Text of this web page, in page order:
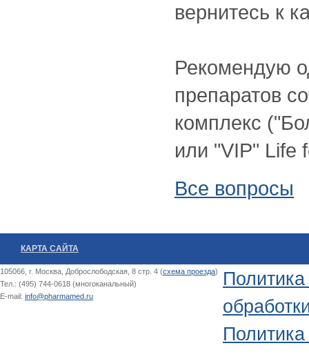
вернитесь к
Рекомендую
препаратов
комплекс
или "VIP" Life
Все вопросы
КАРТА САЙТА
105066, г. Москва, Доброслободская, 8 стр. 4 (схема проезда)
Тел.: (495) 744-0618 (многоканальный)
E-mail: info@pharmamed.ru